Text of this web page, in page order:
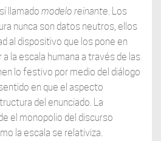
llamado modelo reinante . Los
nunca son datos neutros, ellos
al dispositivo que los pone en
a la escala humana a través de las
lo festivo por medio del diálogo
en que el aspecto
del enunciado. La
el monopolio del discurso
la escala se relativiza.